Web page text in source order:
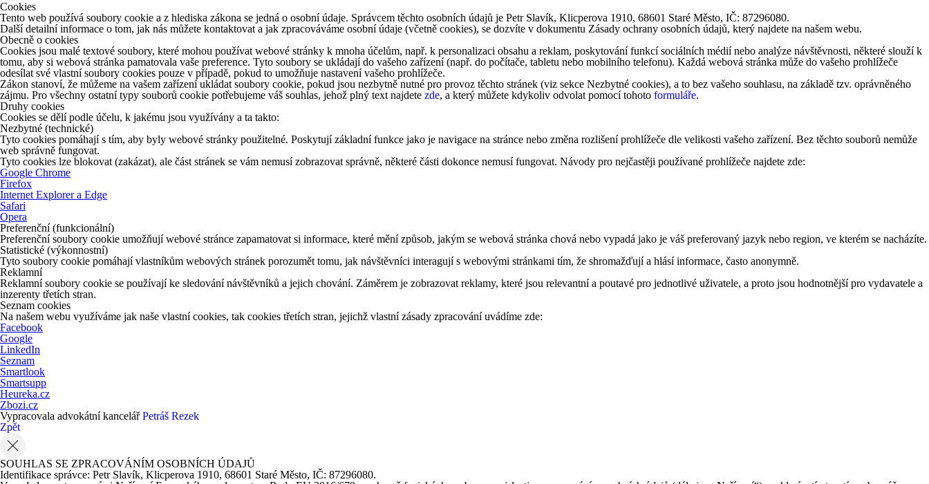
Cookies
Tento web používá soubory cookie a z hlediska zákona se jedná o osobní údaje. Správcem těchto osobních údajů je Petr Slavík, Klicperova 1910, 68601 Staré Město, IČ: 87296080.
Další detailní informace o tom, jak nás můžete kontaktovat a jak zpracováváme osobní údaje (včetně cookies), se dozvíte v dokumentu Zásady ochrany osobních údajů, který najdete na našem webu.
Obecně o cookies
Cookies jsou malé textové soubory, které mohou používat webové stránky k mnoha účelům, např. k personalizaci obsahu a reklam, poskytování funkcí sociálních médií nebo analýze návštěvnosti, některé slouží k
tomu, aby si webová stránka pamatovala vaše preference. Tyto soubory se ukládají do vašeho zařízení (např. do počítače, tabletu nebo mobilního telefonu). Každá webová stránka může do vašeho prohlížeče
odesílat své vlastní soubory cookies pouze v případě, pokud to umožňuje nastavení vašeho prohlížeče.
Zákon stanoví, že můžeme na vašem zařízení ukládat soubory cookie, pokud jsou nezbytně nutné pro provoz těchto stránek (viz sekce Nezbytné cookies), a to bez vašeho souhlasu, na základě tzv. oprávněného
zájmu. Pro všechny ostatní typy souborů cookie potřebujeme váš souhlas, jehož plný text najdete zde, a který můžete kdykoliv odvolat pomocí tohoto formuláře.
Druhy cookies
Cookies se dělí podle účelu, k jakému jsou využívány a ta takto:
Nezbytné (technické)
Tyto cookies pomáhají s tím, aby byly webové stránky použitelné. Poskytují základní funkce jako je navigace na stránce nebo změna rozlišení prohlížeče dle velikosti vašeho zařízení. Bez těchto souborů nemůže
web správně fungovat.
Tyto cookies lze blokovat (zakázat), ale část stránek se vám nemusí zobrazovat správně, některé části dokonce nemusí fungovat. Návody pro nejčastěji používané prohlížeče najdete zde:
Google Chrome
Firefox
Internet Explorer a Edge
Safari
Opera
Preferenční (funkcionální)
Preferenční soubory cookie umožňují webové stránce zapamatovat si informace, které mění způsob, jakým se webová stránka chová nebo vypadá jako je váš preferovaný jazyk nebo region, ve kterém se nacházíte.
Statistické (výkonnostní)
Tyto soubory cookie pomáhají vlastníkům webových stránek porozumět tomu, jak návštěvníci interagují s webovými stránkami tím, že shromažďují a hlásí informace, často anonymně.
Reklamní
Reklamní soubory cookie se používají ke sledování návštěvníků a jejich chování. Záměrem je zobrazovat reklamy, které jsou relevantní a poutavé pro jednotlivé uživatele, a proto jsou hodnotnější pro vydavatele a
inzerenty třetích stran.
Seznam cookies
Na našem webu využíváme jak naše vlastní cookies, tak cookies třetích stran, jejichž vlastní zásady zpracování uvádíme zde:
Facebook
Google
LinkedIn
Seznam
Smartlook
Smartsupp
Heureka.cz
Zbozi.cz
Vypracovala advokátní kancelářPetráš Rezek
Zpět
SOUHLAS SE ZPRACOVÁNÍM OSOBNÍCH ÚDAJŮ
Identifikace správce: Petr Slavík, Klicperova 1910, 68601 Staré Město, IČ: 87296080.